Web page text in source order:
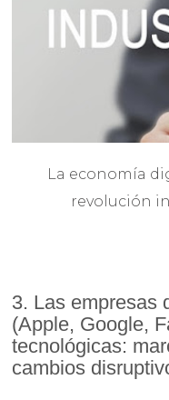
La economía
revolución
3. Las empresas
(Apple, Google,
tecnológicas:
cambios